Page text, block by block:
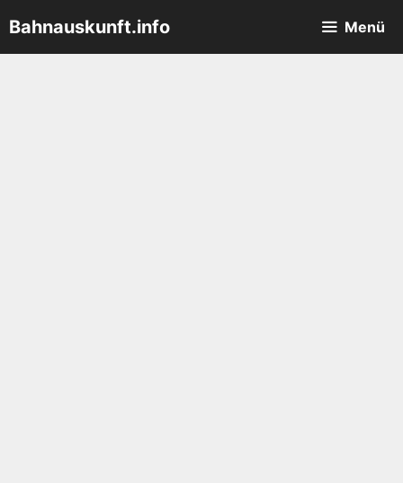
Inhalt
springen
Bahnauskunft.info Menü